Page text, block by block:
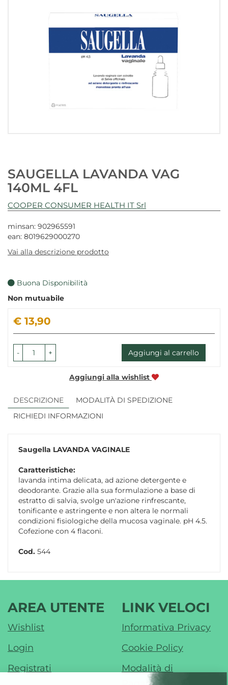
SAUGELLA LAVANDA VAG
140ML 4FL
COOPER CONSUMER HEALTH IT Srl
minsan: 902965591
ean: 8019629000270
Vai alla descrizione prodotto
Buona Disponibilità
Non mutuabile
Prezzo
€ 13,90
- + Aggiungi al carrello
Aggiungi alla wishlist
DESCRIZIONE
MODALITÀ DI SPEDIZIONE
RICHIEDI INFORMAZIONI
Saugella LAVANDA VAGINALE
Caratteristiche:
lavanda intima delicata, ad azione detergente e
deodorante. Grazie alla sua formulazione a base di
estratto di salvia, svolge un'azione rinfrescante,
tonificante e astringente e non altera le normali
condizioni fisiologiche della mucosa vaginale. pH 4.5.
Cofezione con 4 flaconi.
Cod. 544
AREA UTENTE
Wishlist
Login
Registrati
LINK VELOCI
Informativa Privacy
Cookie Policy
Modalità di